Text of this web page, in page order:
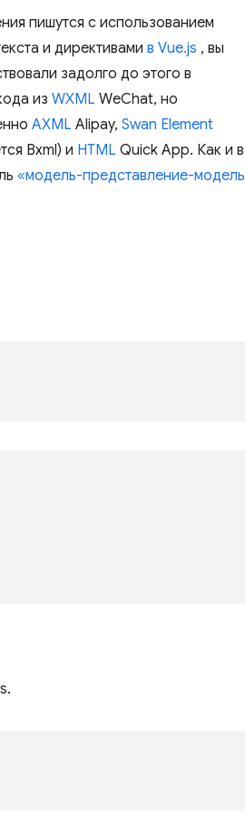
пишутся с использованием
и директивами в Vue.js , вы
задолго до этого в
из WXML WeChat, но
AXML Alipay, Swan Element
Bxml) и HTML Quick App. Как и в
«модель-представление-модель